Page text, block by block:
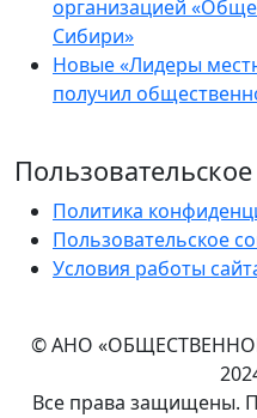
организацией
Сибири»
Новые «Лидеры
получил
Политика
Пользовательское
Условия работы
© АНО
Все права защищены.